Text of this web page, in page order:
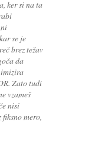
ker si na ta
se je
brez težav
da
Zato tudi
vzameš
nisi
fiksno mero,